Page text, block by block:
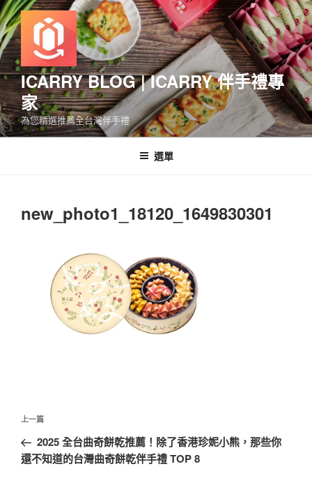
跳
至
主
要
內
容
ICARRY BLOG | ICARRY 伴手禮專
家
為您精選推薦全台灣伴手禮
選單
new_photo1_18120_1649830301
文
導
覽
上
一
篇
上一篇
2025 全台曲奇餅乾推薦！除了香港珍妮小熊，那些你
還不知道的台灣曲奇餅乾伴手禮 TOP 8